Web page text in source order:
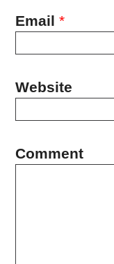
Email *
Website
Comment